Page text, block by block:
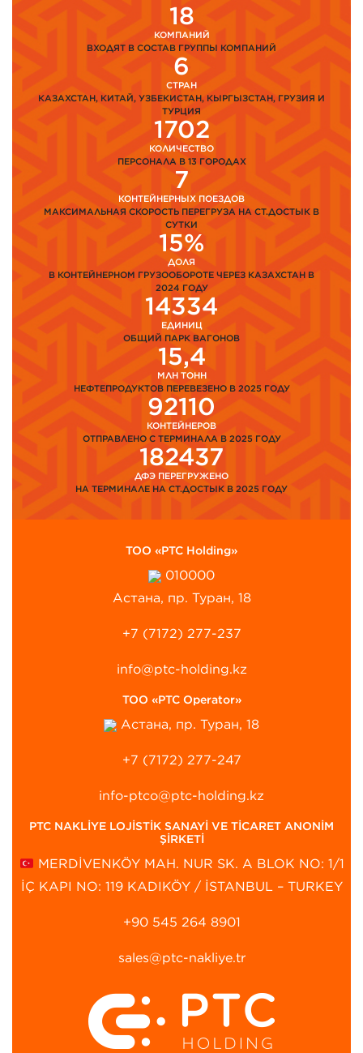
18
КОМПАНИЙ
ВХОДЯТ В СОСТАВ ГРУППЫ КОМПАНИЙ
6
СТРАН
КАЗАХСТАН, КИТАЙ, УЗБЕКИСТАН, КЫРГЫЗСТАН, ГРУЗИЯ И
ТУРЦИЯ
1702
КОЛИЧЕСТВО
ПЕРСОНАЛА В 13 ГОРОДАХ
7
КОНТЕЙНЕРНЫХ ПОЕЗДОВ
МАКСИМАЛЬНАЯ СКОРОСТЬ ПЕРЕГРУЗА НА СТ.ДОСТЫК В
СУТКИ
15%
ДОЛЯ
В КОНТЕЙНЕРНОМ ГРУЗООБОРОТЕ ЧЕРЕЗ КАЗАХСТАН В
2024 ГОДУ
14334
ЕДИНИЦ
ОБЩИЙ ПАРК ВАГОНОВ
15,4
МЛН ТОНН
НЕФТЕПРОДУКТОВ ПЕРЕВЕЗЕНО В 2025 ГОДУ
92110
КОНТЕЙНЕРОВ
ОТПРАВЛЕНО С ТЕРМИНАЛА В 2025 ГОДУ
182437
ДФЭ ПЕРЕГРУЖЕНО
НА ТЕРМИНАЛЕ НА СТ.ДОСТЫК В 2025 ГОДУ
ТОО «PTC Holding»
010000
Астана, пр. Туран, 18
+7 (7172) 277-237
info@ptc-holding.kz
ТОО «PTC Operator»
Астана, пр. Туран, 18
+7 (7172) 277-247
info-ptco@ptc-holding.kz
PTC NAKLİYE LOJİSTİK SANAYİ VE TİCARET ANONİM
ŞİRKETİ
MERDİVENKÖY MAH. NUR SK. A BLOK NO: 1/1
İÇ KAPI NO: 119 KADIKÖY / İSTANBUL – TURKEY
+90 545 264 8901‬
sales@ptc-nakliye.tr